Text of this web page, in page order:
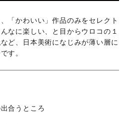
「かわいい」作品のみをセレクト
なに楽しい、と目からウロコの１
ど、日本美術になじみが薄い層に
す。
合うところ